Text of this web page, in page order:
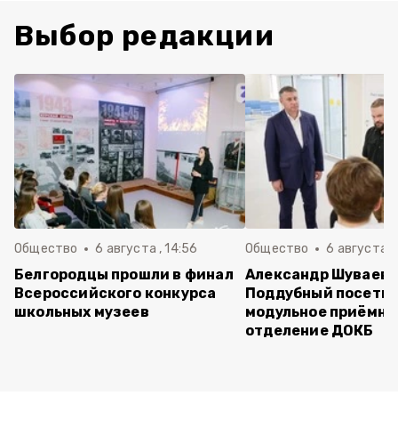
Выбор редакции
Общество 6 августа , 14:56
Белгородцы прошли в финал
Всероссийского конкурса
школьных музеев
Общество 6 августа ,
Александр Шуваев
Поддубный
модульное
отделение ДОКБ